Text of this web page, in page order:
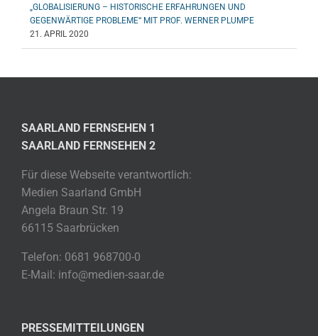
„GLOBALISIERUNG – HISTORISCHE ERFAHRUNGEN UND
GEGENWÄRTIGE PROBLEME“ MIT PROF. WERNER PLUMPE
21. APRIL 2020
SAARLAND FERNSEHEN 1
SAARLAND FERNSEHEN 2
Für diese Webseite verantwortlich:
Medien Saarland GmbH
Angela Braun Str. 19
66115 Saarbrücken
Telefon: 0681 968700-0
E-Mail: info@medien-saar.de
PRESSEMITTEILUNGEN